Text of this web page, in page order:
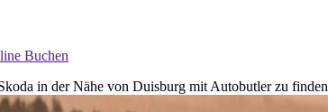
Buchen
in der Nähe von Duisburg mit Autobutler zu finden